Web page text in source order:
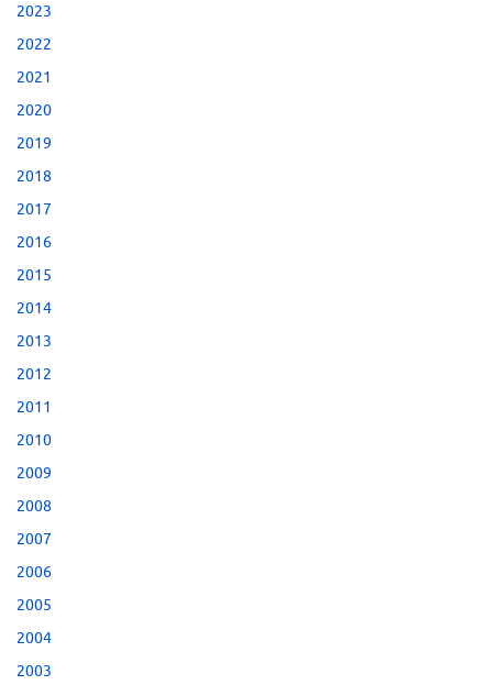
2023
2022
2021
2020
2019
2018
2017
2016
2015
2014
2013
2012
2011
2010
2009
2008
2007
2006
2005
2004
2003